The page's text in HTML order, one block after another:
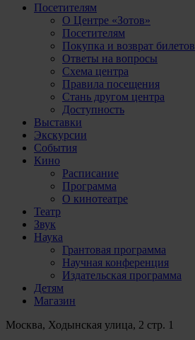
Посетителям
О Центре «Зотов»
Посетителям
Покупка и возврат билетов
Ответы на вопросы
Схема центра
Правила посещения
Стань другом центра
Доступность
Выставки
Экскурсии
События
Кино
Расписание
Программа
О кинотеатре
Театр
Звук
Наука
Грантовая программа
Научная конференция
Издательская программа
Детям
Магазин
Москва, Ходынская улица, 2 стр. 1